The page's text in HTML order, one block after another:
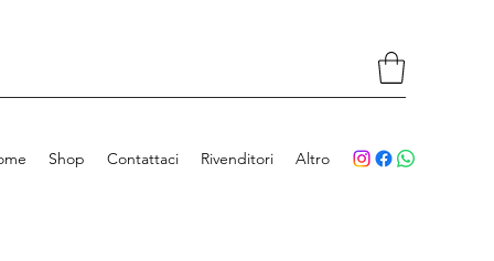
Shop Contattaci Rivenditori Altro